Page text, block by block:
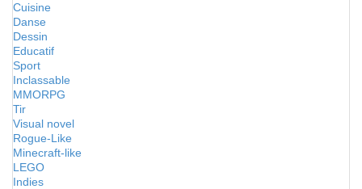
Cuisine
Danse
Dessin
Educatif
Sport
Inclassable
MMORPG
Tir
Visual novel
Rogue-Like
Minecraft-like
LEGO
Indies